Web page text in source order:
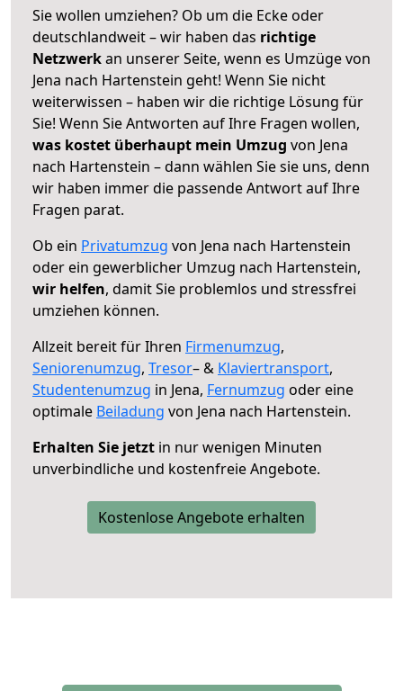
Sie wollen umziehen? Ob um die Ecke oder
deutschlandweit – wir haben das richtige
Netzwerkan unserer Seite, wenn es Umzüge von
Jena nach Hartenstein geht! Wenn Sie nicht
weiterwissen – haben wir die richtige Lösung für
Sie! Wenn Sie Antworten auf Ihre Fragen wollen,
was kostet überhaupt mein Umzug von Jena
nach Hartenstein – dann wählen Sie sie uns, denn
wir haben immer die passende Antwort auf Ihre
Fragen parat.
Ob ein Privatumzug von Jena nach Hartenstein
oder ein gewerblicher Umzug nach Hartenstein,
wir helfen, damit Sie problemlos und stressfrei
umziehen können.
Allzeit bereit für Ihren Firmenumzug,
Seniorenumzug, Tresor– & Klaviertransport,
Studentenumzug in Jena, Fernumzug oder eine
optimale Beiladung von Jena nach Hartenstein.
Erhalten Sie jetzt in nur wenigen Minuten
unverbindliche und kostenfreie Angebote.
Kostenlose Angebote erhalten